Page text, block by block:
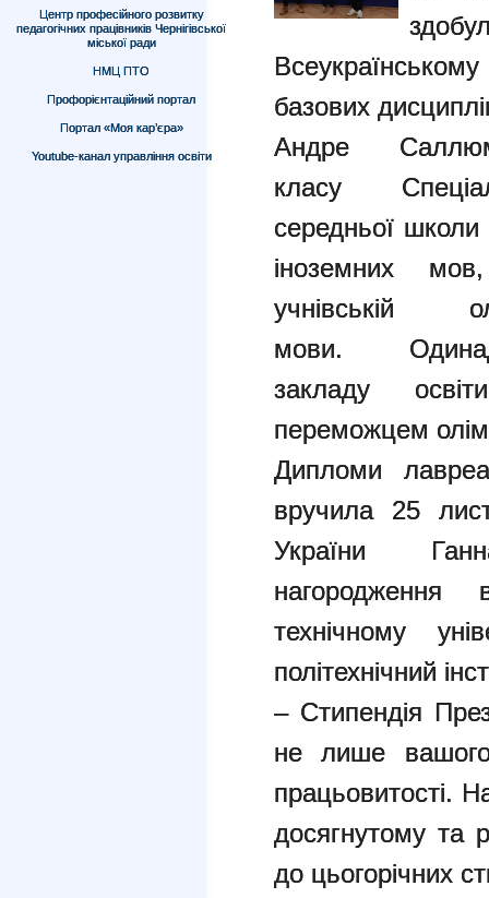
Центр професійного розвитку
педагогічних працівників Чернігівської
міської ради
НМЦ ПТО
Профорієнтаційний портал
Портал «Моя кар’єра»
Youtube-канал управління освіти
базових
Андре
класу
середньої
іноземних
учнівській
мови.
закладу
переможцем
Дипломи
вручила 25
України
нагородження
технічному
політехнічний
– Стипендія
не лише
працьовитості.
досягнутому та
до цьогорічних